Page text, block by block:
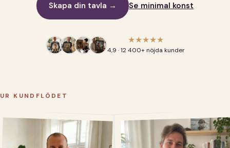
Skapa din tavla → Se minimal konst
★★★★★
4,9 · 12 400+ nöjda kunder
UR KUNDFLÖDET